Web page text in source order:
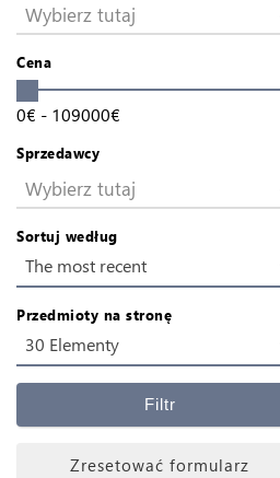
Wybierz tutaj
Cena
0€ - 109000€
Sprzedawcy
Wybierz tutaj
Sortuj według
The most recent
Przedmioty na stronę
30 Elementy
Filtr
Zresetować formularz